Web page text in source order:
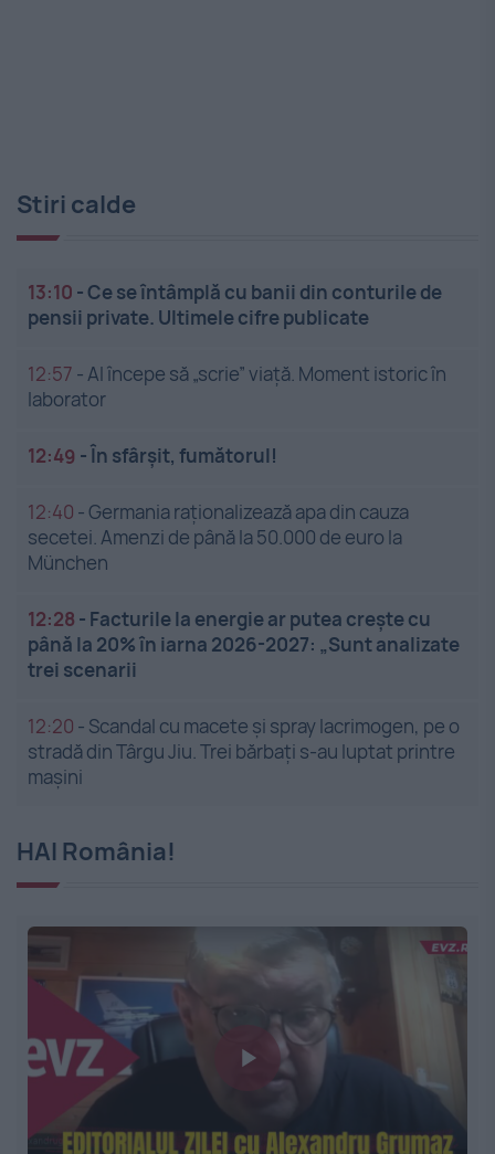
Stiri calde
13:10 -Ce se întâmplă cu banii din conturile de
pensii private. Ultimele cifre publicate
12:57 -AI începe să „scrie” viață. Moment istoric în
laborator
12:49 -În sfârșit, fumătorul!
12:40 -Germania raționalizează apa din cauza
secetei. Amenzi de până la 50.000 de euro la
München
12:28 - Facturile la energie ar putea crește cu
până la 20% în iarna 2026-2027: „Sunt analizate
trei scenarii
12:20 - Scandal cu macete și spray lacrimogen, pe o
stradă din Târgu Jiu. Trei bărbați s-au luptat printre
mașini
HAI România!